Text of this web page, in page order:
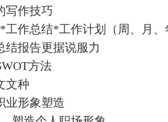
写作技巧
作总结*工作计划（周、月
报告更据说服力
方法
文种
业形象塑造